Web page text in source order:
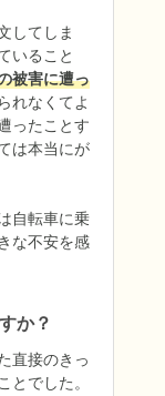
してしま
いること
被害に遭っ
れなくてよ
ったことす
は本当にが
自転車に乗
な不安を感
か？
直接のきっ
でした。